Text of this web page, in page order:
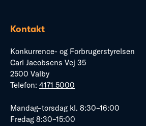
Kontakt
Konkurrence- og Forbrugerstyrelsen
Carl Jacobsens Vej 35
2500 Valby
Telefon: 4171 5000
Mandag–torsdag kl. 8:30–16:00
Fredag 8:30–15:00